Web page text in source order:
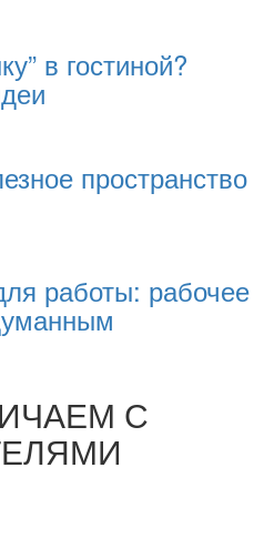
в гостиной?
пространство
работы: рабочее
С